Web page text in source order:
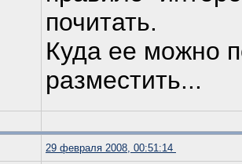
почитать.
Куда ее можно
разместить...
29 февраля 2008, 00:51:14